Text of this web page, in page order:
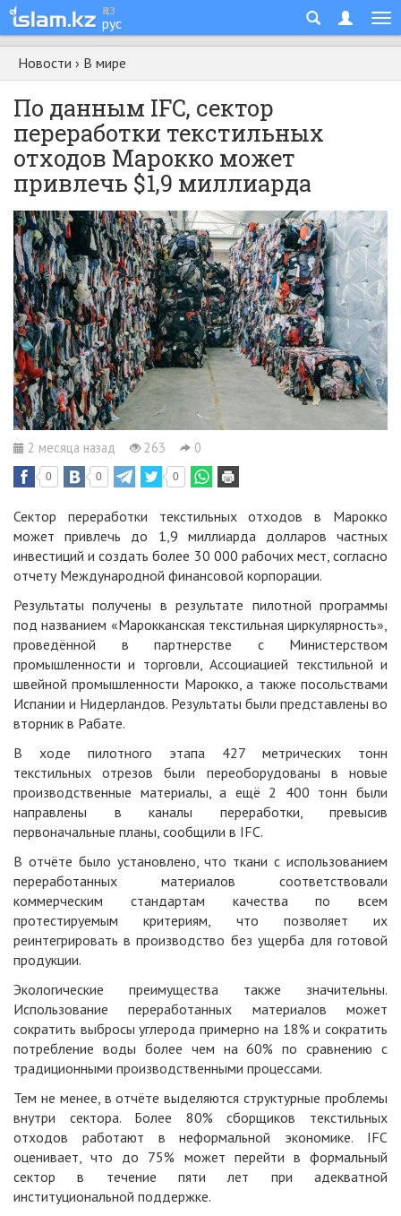
қаз
рус
Новости › В мире
По данным IFC, сектор
переработки текстильных
отходов Марокко может
привлечь $1,9 миллиарда
2 месяца назад 263 0
0 0 0
Сектор переработки текстильных отходов в Марокко
может привлечь до 1,9 миллиарда долларов частных
инвестиций и создать более 30 000 рабочих мест, согласно
отчету Международной финансовой корпорации.
Результаты получены в результате пилотной программы
под названием «Марокканская текстильная циркулярность»,
проведённой в партнерстве с Министерством
промышленности и торговли, Ассоциацией текстильной и
швейной промышленности Марокко, а также посольствами
Испании и Нидерландов. Результаты были представлены во
вторник в Рабате.
В ходе пилотного этапа 427 метрических тонн
текстильных отрезов были переоборудованы в новые
производственные материалы, а ещё 2 400 тонн были
направлены в каналы переработки, превысив
первоначальные планы, сообщили в IFC.
В отчёте было установлено, что ткани с использованием
переработанных материалов соответствовали
коммерческим стандартам качества по всем
протестируемым критериям, что позволяет их
реинтегрировать в производство без ущерба для готовой
продукции.
Экологические преимущества также значительны.
Использование переработанных материалов может
сократить выбросы углерода примерно на 18% и сократить
потребление воды более чем на 60% по сравнению с
традиционными производственными процессами.
Тем не менее, в отчёте выделяются структурные проблемы
внутри сектора. Более 80% сборщиков текстильных
отходов работают в неформальной экономике. IFC
оценивает, что до 75% может перейти в формальный
сектор в течение пяти лет при адекватной
институциональной поддержке.